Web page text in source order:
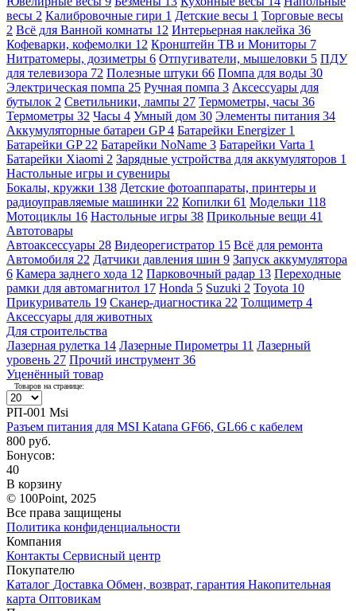
весы 2 Калибровочные гири 1 Детские весы 1 Торговые весы
2 Всё для Ванной комнаты 12 Интерьерная наклейка 36
Кофеварки, кофемолки 12 Кронштейн ТВ и Мониторы 7
Нитратомеры, дозиметры 6 Отпугиватели, мышеловки 5 ПДУ
для телевизора 72 Полезные штуки 66 Помпа для воды 30
Электрическая помпа 25 Ручная помпа 3 Аксессуары для
бутылок 2 Светильники, лампы 27 Термометры, часы 36
Термометры 32 Часы 4 Умный дом 30 Элементы питания 34
Аккумуляторные батареи GP4 Батарейки Energizer 1
Батарейки GP 22 Батарейки NoName 3 Батарейки Varta 1
Батарейки Xiaomi 2 Зарядные устройства для аккумуляторов 1
Настольные игры и сувениры
Бокалы, кружки 138 Детские фотоаппараты, принтеры и
радиоуправляемые машинки 22 Копилки 61 Модельки 118
Мотоциклы 16 Настольные игры 38 Прикольные вещи 41
Автотовары
Автоаксессуары 28 Видеорегистратор 15 Всё для ремонта
Автомобиля 22 Датчики давления шин 9 Запуск аккумулятора
6 Камера заднего хода 12 Парковочный радар 13 Переходные
рамки для автомагнитол 17 Honda 5 Suzuki 2 Toyota 10
Прикуриватель 19 Сканер-диагностика 22 Толщиметр 4
Аксессуары для животных
Для строительства
Лазерная рулетка 14 Лазерные Пирометры 11 Лазерный
уровень 27 Прочий инструмент 36
Уценённый товар
Товаров на странице:
РП-001 Msi
Разъем питания для MSI Katana GF66, GL66 с кабелем
800 руб.
Бонусов:
40
В корзину
© 100Point, 2025
Все права защищены
Политика конфиденциальности
Компания
Контакты Сервисный центр
Покупателю
Каталог Доставка Обмен, возврат, гарантия Накопительная
карта Оптовикам